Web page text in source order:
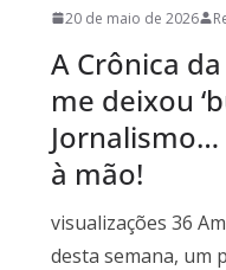
20 de maio de 2026
A Crônica
me deixou
à mão!
visualizações 36
desta semana, um